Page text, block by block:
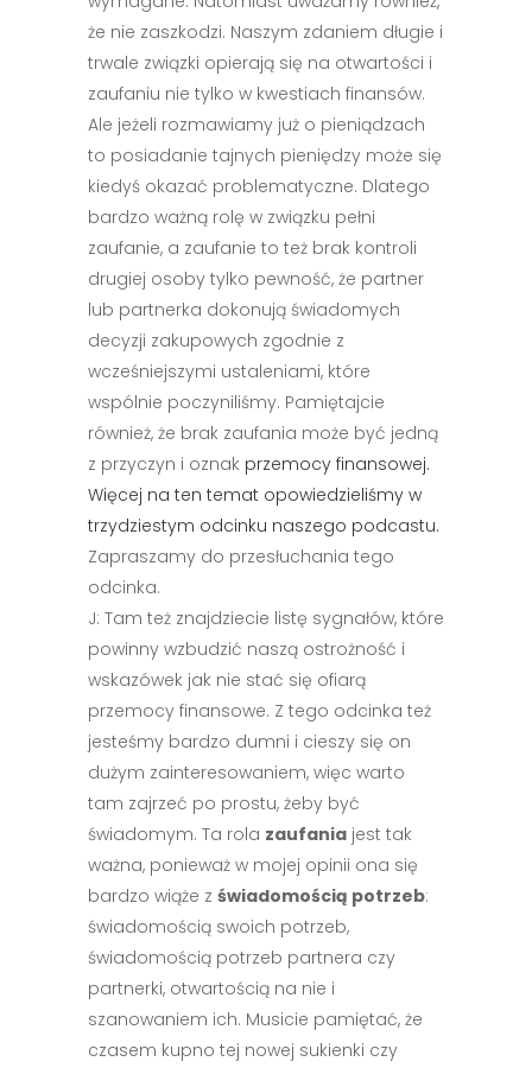
że nie zaszkodzi. Naszym zdaniem długie i
trwale związki opierają się na otwartości i
zaufaniu nie tylko w kwestiach finansów.
Ale jeżeli rozmawiamy już o pieniądzach
to posiadanie tajnych pieniędzy może się
kiedyś okazać problematyczne. Dlatego
bardzo ważną rolę w związku pełni
zaufanie, a zaufanie to też brak kontroli
drugiej osoby tylko pewność, że partner
lub partnerka dokonują świadomych
decyzji zakupowych zgodnie z
wcześniejszymi ustaleniami, które
wspólnie poczyniliśmy. Pamiętajcie
również, że brak zaufania może być jedną
z przyczyn i oznak przemocy finansowej.
Więcej na ten temat opowiedzieliśmy w
trzydziestym odcinku naszego podcastu.
Zapraszamy do przesłuchania tego
odcinka.
J: Tam też znajdziecie listę sygnałów, które
powinny wzbudzić naszą ostrożność i
wskazówek jak nie stać się ofiarą
przemocy finansowe. Z tego odcinka też
jesteśmy bardzo dumni i cieszy się on
dużym zainteresowaniem, więc warto
tam zajrzeć po prostu, żeby być
świadomym. Ta rola zaufania jest tak
ważna, ponieważ w mojej opinii ona się
bardzo wiąże z świadomością potrzeb:
świadomością swoich potrzeb,
świadomością potrzeb partnera czy
partnerki, otwartością na nie i
szanowaniem ich. Musicie pamiętać, że
czasem kupno tej nowej sukienki czy